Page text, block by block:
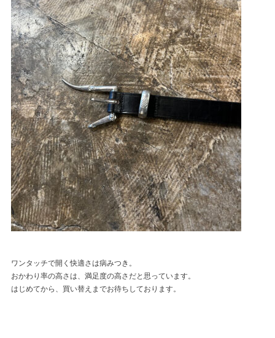
ワンタッチで開く快適さは病みつき。
おかわり率の高さは、満足度の高さだと思っています。
はじめてから、買い替えまでお待ちしております。